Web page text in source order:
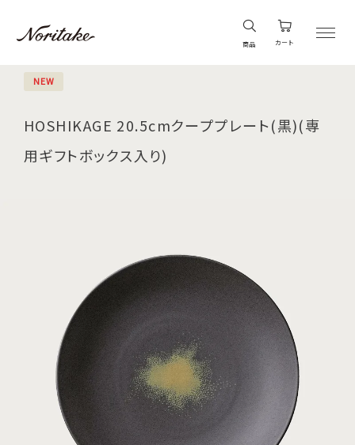
商品 カート
NEW
HOSHIKAGE 20.5cmクーププレート(黒)(専
用ギフトボックス入り)